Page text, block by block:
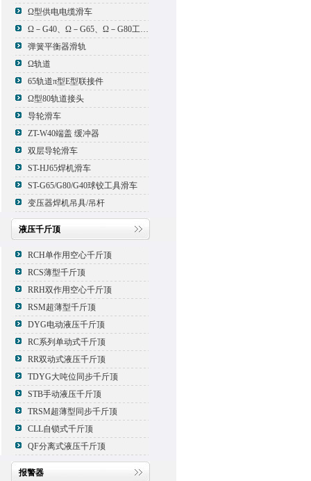
Ω型供电电缆滑车
Ω－G40、Ω－G65、Ω－G80工具滑车
弹簧平衡器滑轨
Ω轨道
65轨道π型E型联接件
Ω型80轨道接头
导轮滑车
ZT-W40端盖 缓冲器
双层导轮滑车
ST-HJ65焊机滑车
ST-G65/G80/G40球铰工具滑车
变压器焊机吊具/吊杆
液压千斤顶
RCH单作用空心千斤顶
RCS薄型千斤顶
RRH双作用空心千斤顶
RSM超薄型千斤顶
DYG电动液压千斤顶
RC系列单动式千斤顶
RR双动式液压千斤顶
TDYG大吨位同步千斤顶
STB手动液压千斤顶
TRSM超薄型同步千斤顶
CLL自锁式千斤顶
QF分离式液压千斤顶
报警器